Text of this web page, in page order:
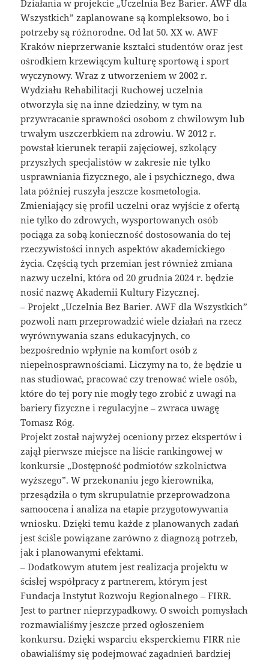
Działania w projekcie „Uczelnia Bez Barier. AWF dla
Wszystkich” zaplanowane są kompleksowo, bo i
potrzeby są różnorodne. Od lat 50. XX w. AWF
Kraków nieprzerwanie kształci studentów oraz jest
ośrodkiem krzewiącym kulturę sportową i sport
wyczynowy. Wraz z utworzeniem w 2002 r.
Wydziału Rehabilitacji Ruchowej uczelnia
otworzyła się na inne dziedziny, w tym na
przywracanie sprawności osobom z chwilowym lub
trwałym uszczerbkiem na zdrowiu. W 2012 r.
powstał kierunek terapii zajęciowej, szkolący
przyszłych specjalistów w zakresie nie tylko
usprawniania fizycznego, ale i psychicznego, dwa
lata później ruszyła jeszcze kosmetologia.
Zmieniający się profil uczelni oraz wyjście z ofertą
nie tylko do zdrowych, wysportowanych osób
pociąga za sobą konieczność dostosowania do tej
rzeczywistości innych aspektów akademickiego
życia. Częścią tych przemian jest również zmiana
nazwy uczelni, która od 20 grudnia 2024 r. będzie
nosić nazwę Akademii Kultury Fizycznej.
– Projekt „Uczelnia Bez Barier. AWF dla Wszystkich”
pozwoli nam przeprowadzić wiele działań na rzecz
wyrównywania szans edukacyjnych, co
bezpośrednio wpłynie na komfort osób z
niepełnosprawnościami. Liczymy na to, że będzie u
nas studiować, pracować czy trenować wiele osób,
które do tej pory nie mogły tego zrobić z uwagi na
bariery fizyczne i regulacyjne – zwraca uwagę
Tomasz Róg.
Projekt został najwyżej oceniony przez ekspertów i
zajął pierwsze miejsce na liście rankingowej w
konkursie „Dostępność podmiotów szkolnictwa
wyższego”. W przekonaniu jego kierownika,
przesądziła o tym skrupulatnie przeprowadzona
samoocena i analiza na etapie przygotowywania
wniosku. Dzięki temu każde z planowanych zadań
jest ściśle powiązane zarówno z diagnozą potrzeb,
jak i planowanymi efektami.
– Dodatkowym atutem jest realizacja projektu w
ścisłej współpracy z partnerem, którym jest
Fundacja Instytut Rozwoju Regionalnego – FIRR.
Jest to partner nieprzypadkowy. O swoich pomysłach
rozmawialiśmy jeszcze przed ogłoszeniem
konkursu. Dzięki wsparciu eksperckiemu FIRR nie
obawialiśmy się podejmować zagadnień bardziej